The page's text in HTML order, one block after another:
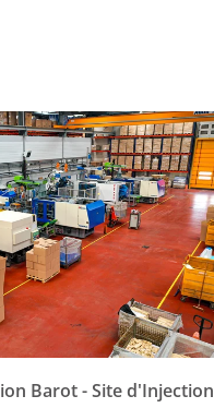
Barot - Site d'Injection